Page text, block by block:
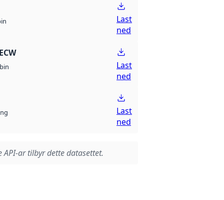
Last
ned
bin
Last
ned
Last
ned
API-ar tilbyr dette datasettet.